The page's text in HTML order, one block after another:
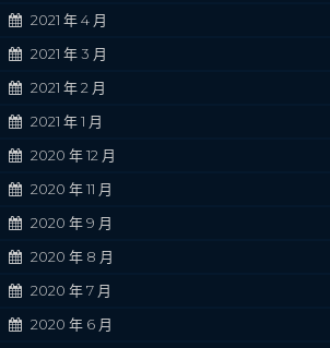
2021 年 4 月
2021 年 3 月
2021 年 2 月
2021 年 1 月
2020 年 12 月
2020 年 11 月
2020 年 9 月
2020 年 8 月
2020 年 7 月
2020 年 6 月